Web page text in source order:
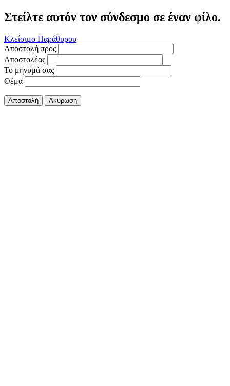
Στείλτε αυτόν τον σύνδεσμο σε έναν φίλο.
Κλείσιμο Παράθυρου
Αποστολή προς
Αποστολέας
Το μήνυμά σας
Θέμα
Αποστολή Ακύρωση